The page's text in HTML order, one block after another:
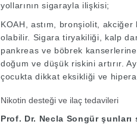
yollarının sigarayla ilişkisi;
KOAH, astım, bronşiolit,
olabilir. Sigara tiryakiliği, kalp
pankreas ve böbrek
doğum ve düşük riskini artırır.
çocukta dikkat eksikliği ve
Nikotin desteği ve ilaç tedavileri
Prof. Dr. Necla Songür şunları